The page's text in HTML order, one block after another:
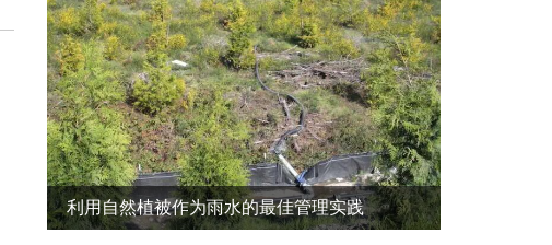
利用自然植被作为雨水的最佳管理实践